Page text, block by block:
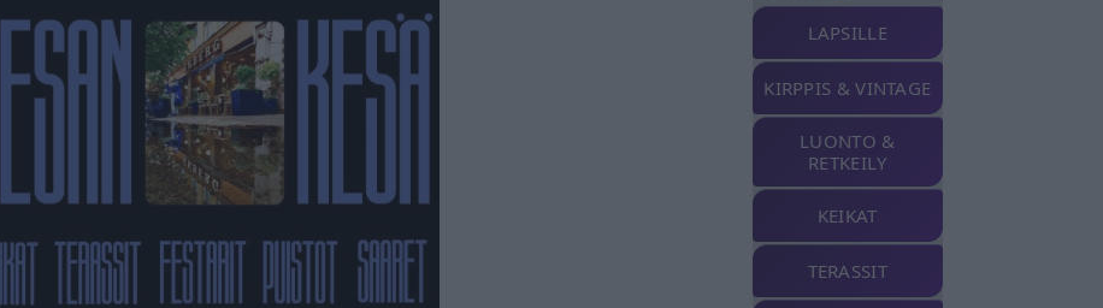
LAPSILLE
KIRPPIS & VINTAGE
LUONTO &
RETKEILY
KEIKAT
TERASSIT